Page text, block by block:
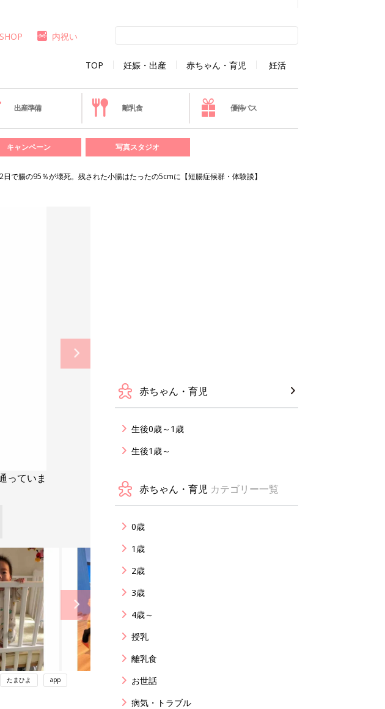
TOP 妊娠・出産 赤ちゃん・育児 妊活
SHOP 内祝い
出産準備 離乳食 優待パス
キャンペーン 写真スタジオ
で腸の95％が壊死。残された小腸はたったの5cmに【短腸症候群・体験談】
っていま
たまひよ app
赤ちゃん・育児
生後0歳～1歳
生後1歳～
赤ちゃん・育児 カテゴリー一覧
0歳
1歳
2歳
3歳
4歳～
授乳
離乳食
お世話
病気・トラブル